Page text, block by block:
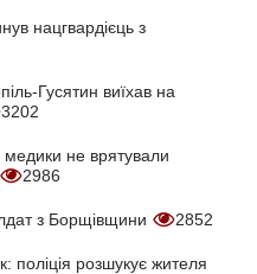
нацгвардієць з
Гусятин виїхав на
3202
не врятували
2986
з Борщівщини 2852
поліція розшукує жителя